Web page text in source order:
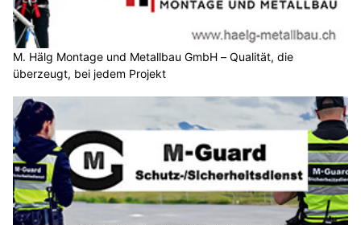
M. Hälg Montage und Metallbau GmbH – Qualität, die
überzeugt, bei jedem Projekt